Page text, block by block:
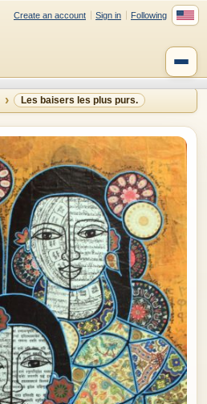
Create an account Sign in Following
Les baisers les plus purs.